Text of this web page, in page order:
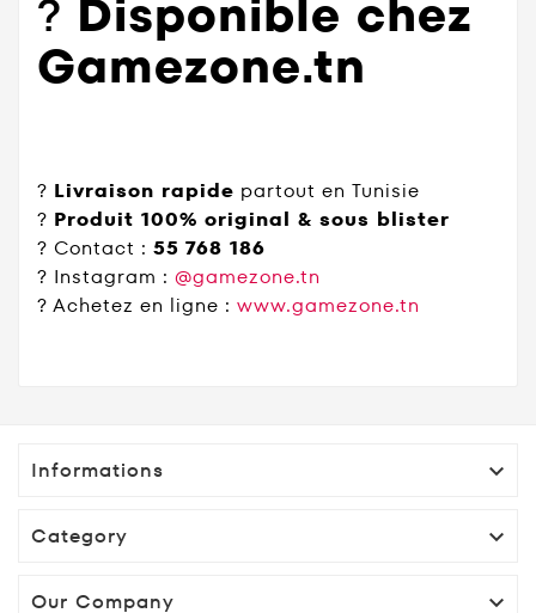
?️ Disponible chez
Gamezone.tn
? Livraison rapide partout en Tunisie
? Produit 100% original & sous blister
? Contact : 55 768 186
? Instagram : @gamezone.tn
? Achetez en ligne : www.gamezone.tn
Informations 
Category 
Our Company 